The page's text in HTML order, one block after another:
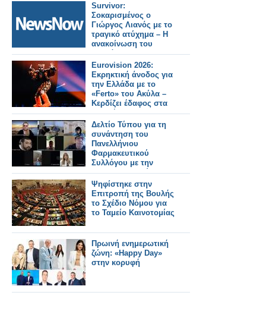
Survivor:
Σοκαρισμένος ο
Γιώργος Λιανός με το
τραγικό ατύχημα – Η
ανακοίνωση του
Γρηγόρη
Αρναούτογλου στο
ραδιόφωνο
Eurovision 2026:
Εκρηκτική άνοδος για
την Ελλάδα με το
«Ferto» του Ακύλα –
Κερδίζει έδαφος στα
στοιχήματα
Δελτίο Τύπου για τη
συνάντηση του
Πανελλήνιου
Φαρμακευτικού
Συλλόγου με την
Ένωση Ασθενών
Ελλάδας
Ψηφίστηκε στην
Επιτροπή της Βουλής
το Σχέδιο Νόμου για
το Ταμείο Καινοτομίας
Πρωινή ενημερωτική
ζώνη: «Happy Day»
στην κορυφή